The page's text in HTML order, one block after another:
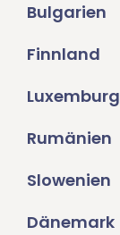
Bulgarien
Finnland
Luxemburg
Rumänien
Slowenien
Dänemark